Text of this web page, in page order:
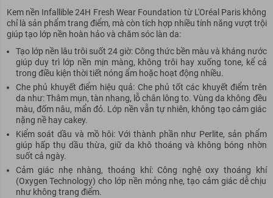
Kem nền Infallible 24H Fresh Wear Foundation từ L'Oréal Paris không
chỉ là sản phẩm trang điểm, mà còn tích hợp nhiều tính năng vượt trội
giúp tạo lớp nền hoàn hảo và chăm sóc làn da:
Tạo lớp nền lâu trôi suốt 24 giờ: Công thức bền màu và kháng nước
giúp duy trì lớp nền mịn màng, không trôi hay xuống tone, kể cả
trong điều kiện thời tiết nóng ẩm hoặc hoạt động nhiều.
Che phủ khuyết điểm hiệu quả: Che phủ tốt các khuyết điểm trên
da như: Thâm mụn, tàn nhang, lỗ chân lông to. Vùng da không đều
màu, đốm nâu, mẩn đỏ. Lớp nền vẫn tự nhiên, không tạo cảm giác
nặng nề hay cakey.
Kiểm soát dầu và mồ hôi: Với thành phần như Perlite, sản phẩm
giúp hấp thụ dầu thừa, giữ da khô thoáng và không bóng nhờn
suốt cả ngày.
Cảm giác nhẹ nhàng, thoáng khí: Công nghệ oxy thoáng khí
(Oxygen Technology) cho lớp nền mỏng nhẹ, tạo cảm giác dễ chịu
như không trang điểm.